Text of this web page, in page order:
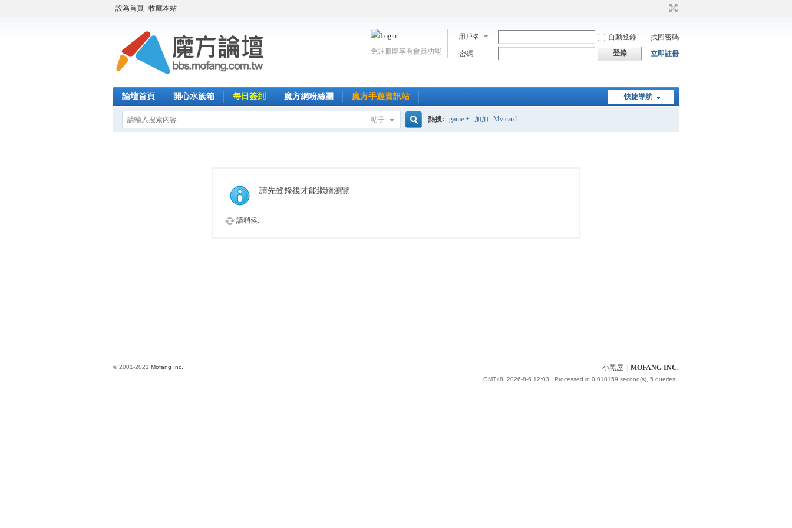
設為首頁 收藏本站
用戶名 自動登錄
找回密碼
密碼
登錄 立即註冊
免註冊即享有會員功能
快捷導航
論壇首頁 開心水族箱 每日簽到 魔方網粉絲團 魔方手遊資訊站
帖子 熱搜: game + 加加 My card
請先登錄後才能繼續瀏覽
請稍候...
小黑屋 MOFANG INC.
GMT+8, 2026-8-6 12:03 , Processed in 0.010159 second(s), 5 queries .
© 2001-2021 Mofang Inc.